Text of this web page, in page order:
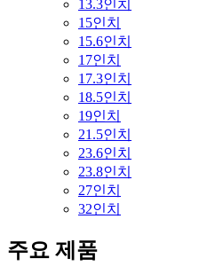
13.3인치
15인치
15.6인치
17인치
17.3인치
18.5인치
19인치
21.5인치
23.6인치
23.8인치
27인치
32인치
주요 제품